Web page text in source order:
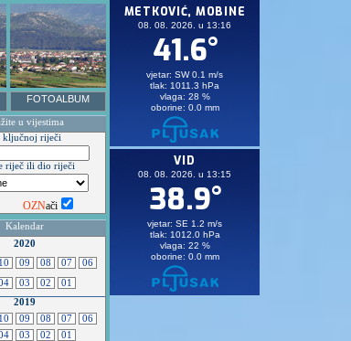
FOTOALBUM
u vijestima
ključnoj riječi
riječ ili dio riječi
OZNači
Kalendar
2020
10 09 08 07
06
03 02
01
2019
10 09 08 07
06
03 02
01